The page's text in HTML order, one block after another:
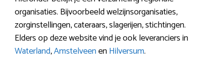
organisaties. Bijvoorbeeld welzijnsorganisaties,
zorginstellingen, cateraars, slagerijen, stichtingen.
Elders op deze website vind je ook leveranciers in
Waterland,AmstelveenenHilversum.